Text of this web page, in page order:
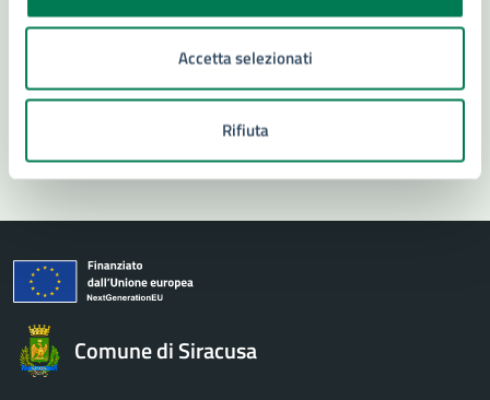
Accetta selezionati
Rifiuta
Prenota appuntamento
Problemi in città
Comune di Siracusa